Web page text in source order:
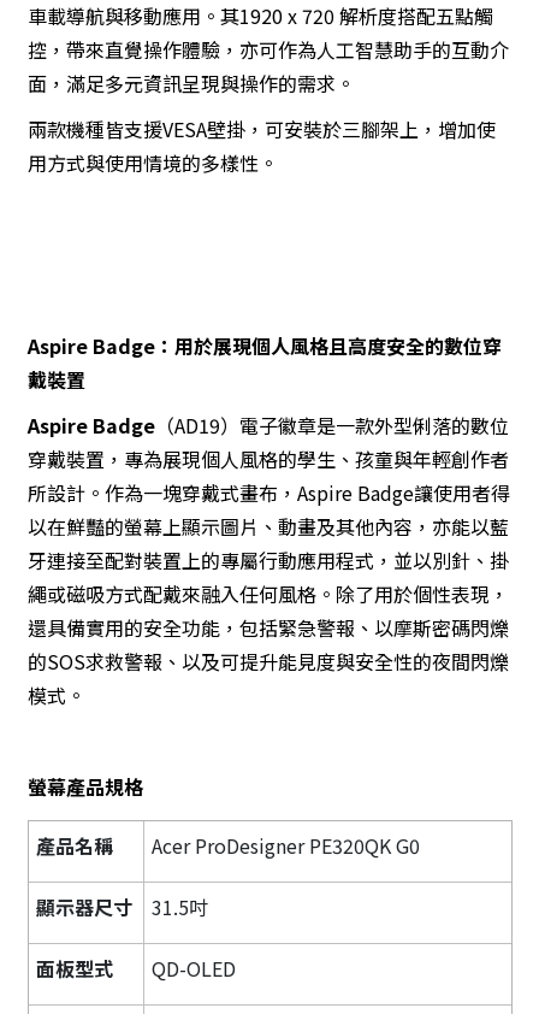
車載導航與移動應用。其1920 x 720 解析度搭配五點觸
控，帶來直覺操作體驗，亦可作為人工智慧助手的互動介
面，滿足多元資訊呈現與操作的需求。
兩款機種皆支援VESA壁掛，可安裝於三腳架上，增加使
用方式與使用情境的多樣性。
Aspire Badge：用於展現個人風格且高度安全的數位穿
戴裝置
Aspire Badge（AD19）電子徽章是一款外型俐落的數位
穿戴裝置，專為展現個人風格的學生、孩童與年輕創作者
所設計。作為一塊穿戴式畫布，Aspire Badge讓使用者得
以在鮮豔的螢幕上顯示圖片、動畫及其他內容，亦能以藍
牙連接至配對裝置上的專屬行動應用程式，並以別針、掛
繩或磁吸方式配戴來融入任何風格。除了用於個性表現，
還具備實用的安全功能，包括緊急警報、以摩斯密碼閃爍
的SOS求救警報、以及可提升能見度與安全性的夜間閃爍
模式。
螢幕產品規格
產品名稱 Acer ProDesigner PE320QK G0
顯示器尺寸 31.5吋
面板型式 QD-OLED